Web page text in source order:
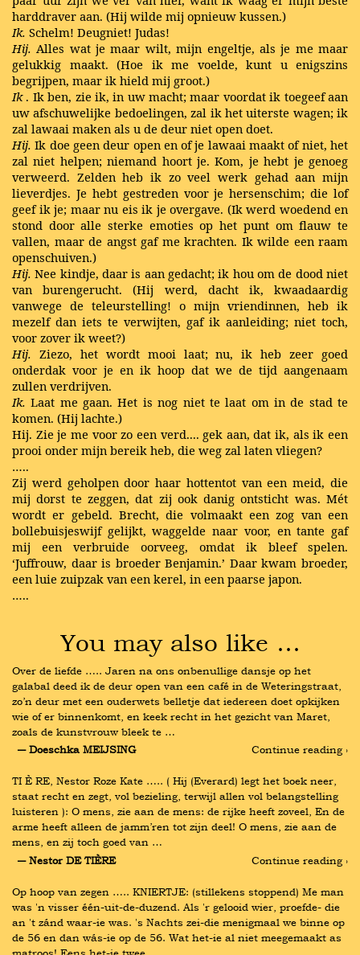
harddraver aan. (Hij wilde mij opnieuw kussen.)
Ik. Schelm! Deugniet! Judas!
Hij. Alles wat je maar wilt, mijn engeltje, als je me maar
gelukkig maakt. (Hoe ik me voelde, kunt u enigszins
begrijpen, maar ik hield mij groot.)
Ik . Ik ben, zie ik, in uw macht; maar voordat ik toegeef aan
uw afschuwelijke bedoelingen, zal ik het uiterste wagen; ik
zal lawaai maken als u de deur niet open doet.
Hij. Ik doe geen deur open en of je lawaai maakt of niet, het
zal niet helpen; niemand hoort je. Kom, je hebt je genoeg
verweerd. Zelden heb ik zo veel werk gehad aan mijn
lieverdjes. Je hebt gestreden voor je hersenschim; die lof
geef ik je; maar nu eis ik je overgave. (Ik werd woedend en
stond door alle sterke emoties op het punt om flauw te
vallen, maar de angst gaf me krachten. Ik wilde een raam
openschuiven.)
Hij. Nee kindje, daar is aan gedacht; ik hou om de dood niet
van burengerucht. (Hij werd, dacht ik, kwaadaardig
vanwege de teleurstelling! o mijn vriendinnen, heb ik
mezelf dan iets te verwijten, gaf ik aanleiding; niet toch,
voor zover ik weet?)
Hij. Ziezo, het wordt mooi laat; nu, ik heb zeer goed
onderdak voor je en ik hoop dat we de tijd aangenaam
zullen verdrijven.
Ik. Laat me gaan. Het is nog niet te laat om in de stad te
komen. (Hij lachte.)
Hij. Zie je me voor zo een verd.... gek aan, dat ik, als ik een
prooi onder mijn bereik heb, die weg zal laten vliegen?
…..
Zij werd geholpen door haar hottentot van een meid, die
mij dorst te zeggen, dat zij ook danig ontsticht was. Mét
wordt er gebeld. Brecht, die volmaakt een zog van een
bollebuisjeswijf gelijkt, waggelde naar voor, en tante gaf
mij een verbruide oorveeg, omdat ik bleef spelen.
‘Juffrouw, daar is broeder Benjamin.’ Daar kwam broeder,
een luie zuipzak van een kerel, in een paarse japon.
…..
You may also like …
Over de liefde ….. Jaren na ons onbenullige dansje op het
galabal deed ik de deur open van een café in de Weteringstraat,
zo’n deur met een ouderwets belletje dat iedereen doet opkijken
wie of er binnenkomt, en keek recht in het gezicht van Maret,
zoals de kunstvrouw bleek te …
― Doeschka MEIJSING
Continue reading ›
TI È RE, Nestor Roze Kate ….. ( Hij (Everard) legt het boek neer,
staat recht en zegt, vol bezieling, terwijl allen vol belangstelling
luisteren ): O mens, zie aan de mens: de rijke heeft zoveel, En de
arme heeft alleen de jamm’ren tot zijn deel! O mens, zie aan de
mens, en zij toch goed van …
― Nestor DE TIÈRE
Continue reading ›
Op hoop van zegen ….. KNIERTJE: (stillekens stoppend) Me man
was 'n visser één-uit-de-duzend. Als 'r gelooid wier, proefde- die
an 't zánd waar-ie was. 's Nachts zei-die menigmaal we binne op
de 56 en dan wás-ie op de 56. Wat het-ie al niet meegemaakt as